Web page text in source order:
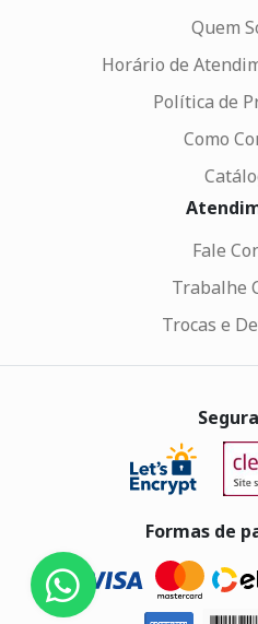
Quem
Horário de
Política de
Como
Fale
Trabalhe
Trocas e
Formas de